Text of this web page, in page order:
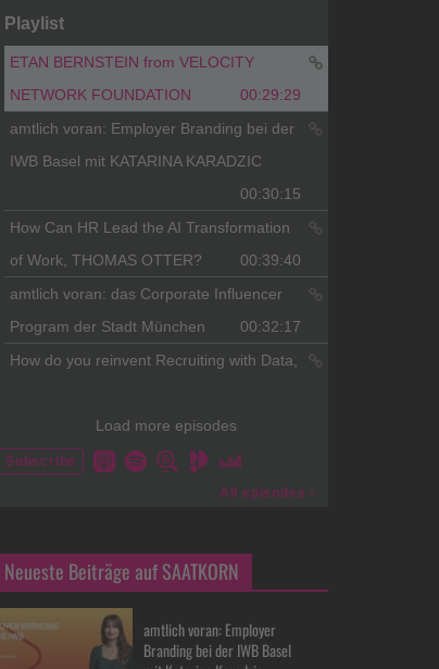
Neueste Beiträge auf SAATKORN
amtlich voran: Employer
Branding bei der IWB Basel